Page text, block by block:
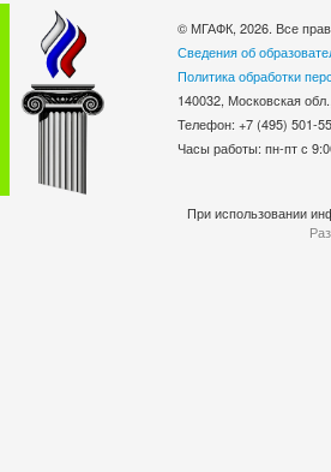
© МГАФК, 2026. Все
Сведения об
Политика обработки
140032, Московская
Телефон: +7 (495)
Часы работы: пн-пт с
При использовании